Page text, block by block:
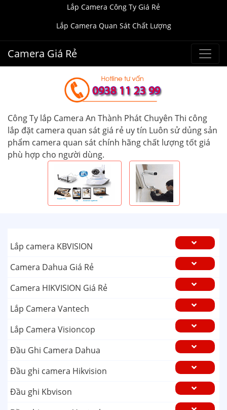
Lắp Camera Công Ty Giá Rẻ
Lắp Camera Quan Sát Chất Lượng
Camera Giá Rẻ
Công Ty lắp Camera An Thành Phát Chuyên Thi công
lắp đặt camera quan sát giá rẻ uy tín Luôn sử dủng sản
phẩm camera quan sát chính hãng chất lượng tốt giá
phù hợp cho người dùng.
Lắp camera KBVISION
Camera Dahua Giá Rẻ
Camera HIKVISION Giá Rẻ
Lắp Camera Vantech
Lắp Camera Visioncop
Đầu Ghi Camera Dahua
Đầu ghi camera Hikvision
Đầu ghi Kbvison